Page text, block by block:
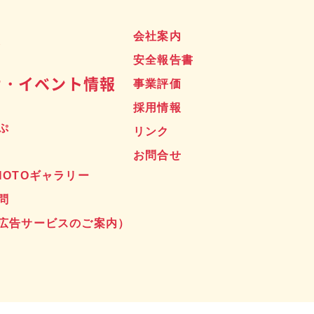
イベント情報
ギャラリー
告サービスのご案内）
会社案内
安全報告書
事業評価
採用情報
リンク
お問合せ